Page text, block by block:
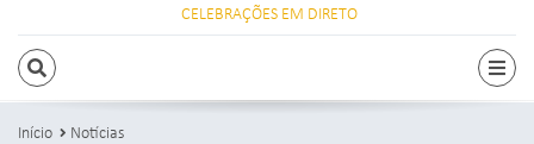
CELEBRAÇÕES EM DIRETO
PESQUISAR
Início
Notícias